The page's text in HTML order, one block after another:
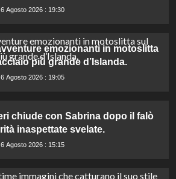
6 Agosto 2026 : 19:30
emozionanti in motoslitta
più grande d’Islanda.
6 Agosto 2026 : 19:05
chiude con Sabrina dopo il falò
inaspettate svelate.
6 Agosto 2026 : 15:15